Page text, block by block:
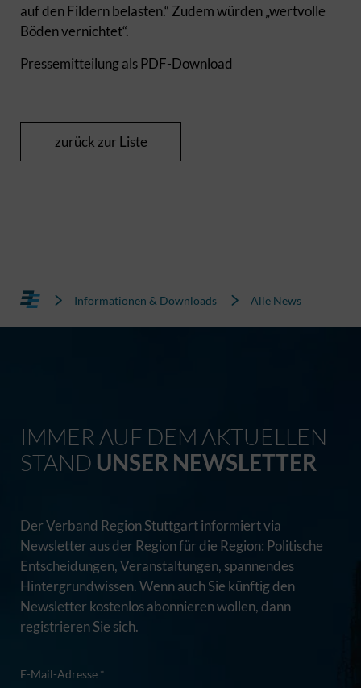
auf den Fildern belasten.“ Zudem würden „wertvolle
Böden vernichtet“.
Pressemitteilung als PDF-Download
zurück zur Liste
Informationen & Downloads Alle News
IMMER AUF DEM AKTUELLEN
STAND UNSER NEWSLETTER
Der Verband Region Stuttgart informiert via
Newsletter aus der Region für die Region: Politische
Entscheidungen, Veranstaltungen, spannendes
Hintergrundwissen. Wenn auch Sie künftig den
Newsletter kostenlos abonnieren wollen, dann
registrieren Sie sich.
E-Mail-Adresse *